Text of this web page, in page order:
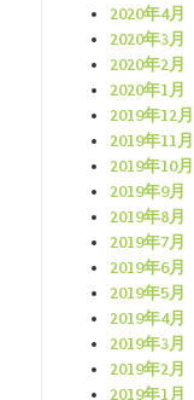
2020年4月
2020年3月
2020年2月
2020年1月
2019年12月
2019年11月
2019年10月
2019年9月
2019年8月
2019年7月
2019年6月
2019年5月
2019年4月
2019年3月
2019年2月
2019年1月